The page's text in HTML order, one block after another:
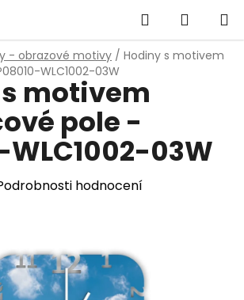
Hledat
KOŠÍK
- obrazové motivy / Hodiny s motivem
WLC1002-03W
motivem
pole -
WLC1002-03W
hodnocení